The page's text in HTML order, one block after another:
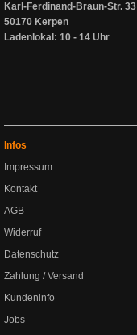
Karl-Ferdinand-Braun-Str. 33
50170 Kerpen
Ladenlokal: 10 - 14 Uhr
Infos
Impressum
Kontakt
AGB
Widerruf
Datenschutz
Zahlung / Versand
Kundeninfo
Jobs